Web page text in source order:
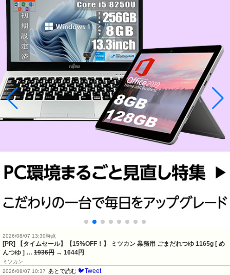
2026/08/07 13:30時点
[PR] 【タイムセール】【15%OFF！】 ミツカン 業務用 ごまだれつゆ 1165g [ め
んつゆ ] … 1936円 → 1644円
ミツカン
2026/08/07 10:37
あとで読む 🐦Tweet